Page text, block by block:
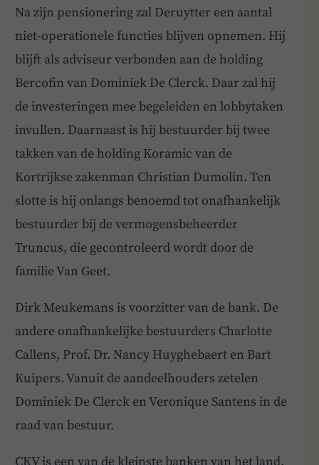
Na zijn pensionering zal Deruytter een aantal
niet-operationele functies blijven opnemen. Hij
blijft als adviseur verbonden aan de holding
Bercofin van Dominiek De Clerck. Daar zal hij
de investeringen mee begeleiden en lobbytaken
invullen. Daarnaast is hij bestuurder bij twee
takken van de holding Koramic van de
Kortrijkse zakenman Christian Dumolin. Ten
slotte is hij onlangs benoemd tot onafhankelijk
bestuurder bij de vermogensbeheerder
Truncus, die gecontroleerd wordt door de
familie Van Geet.
Dirk Meukemans is voorzitter van de bank. De
andere onafhankelijke bestuurders Charlotte
Callens, Prof. Dr. Nancy Huyghebaert en Bart
Kuipers. Vanuit de aandeelhouders zetelen
Dominiek De Clerck en Veronique Santens in de
raad van bestuur.
CKV is een van de kleinste banken van het land.